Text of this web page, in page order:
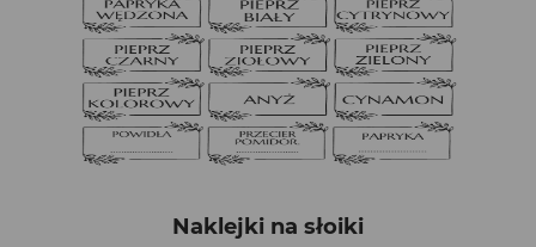
Naklejki na słoiki